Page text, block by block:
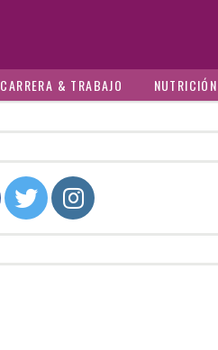
CARRERA & TRABAJO NUTRICIÓN